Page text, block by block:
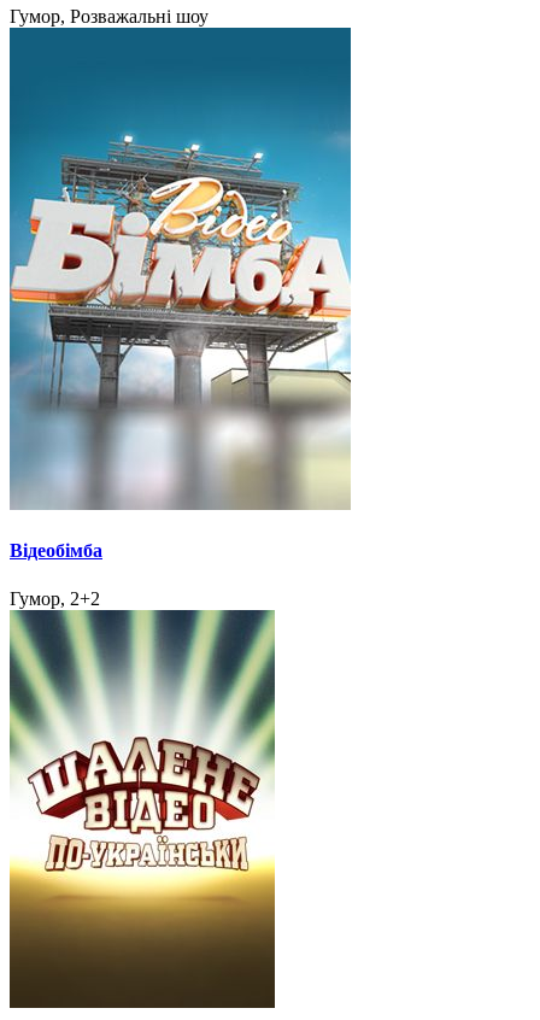
Гумор, Розважальні шоу
Відеобімба
Гумор, 2+2